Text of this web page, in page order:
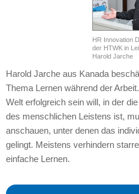
HR Innovation
der HTWK in
Harold Jarche
Harold Jarche aus Kanada
Thema Lernen während der
Welt erfolgreich sein will, in der
des menschlichen Leistens ist,
anschauen, unter denen das
gelingt. Meistens verhindern
einfache Lernen.